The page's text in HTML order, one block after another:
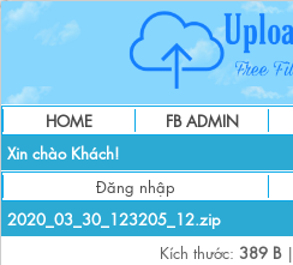
HOME FB ADMIN
Xin chào Khách!
Đăng nhập
2020_03_30_123205_12.zip
Kích thước: 389 B|